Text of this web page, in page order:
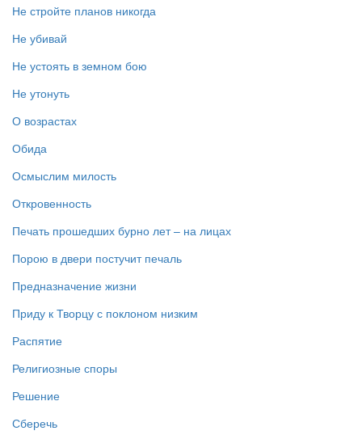
Не стройте планов никогда
Не убивай
Не устоять в земном бою
Не утонуть
О возрастах
Обида
Осмыслим милость
Откровенность
Печать прошедших бурно лет – на лицах
Порою в двери постучит печаль
Предназначение жизни
Приду к Творцу с поклоном низким
Распятие
Религиозные споры
Решение
Сберечь